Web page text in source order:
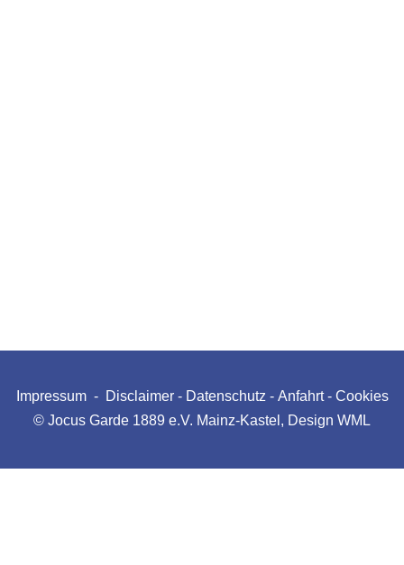
Impressum- Disclaimer- Datenschutz - Anfahrt- Cookies
© Jocus Garde 1889 e.V. Mainz-Kastel, Design WML